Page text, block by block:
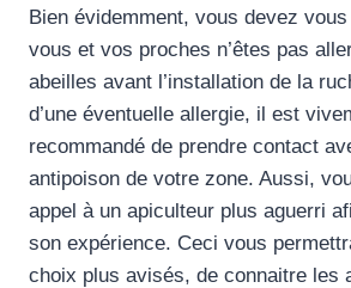
Bien évidemment, vous devez
vous et vos proches n’êtes pas
abeilles avant l’installation de la
d’une éventuelle allergie, il est
recommandé de prendre contact
antipoison de votre zone. Aussi,
appel à un apiculteur plus aguerri
son expérience. Ceci vous
choix plus avisés, de connaitre les